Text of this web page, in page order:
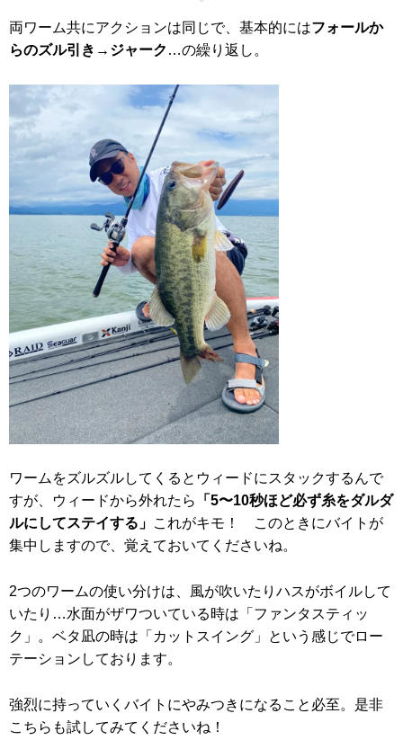
両ワーム共にアクションは同じで、基本的にはフォールか
らのズル引き→ジャーク …の繰り返し。
ワームをズルズルしてくるとウィードにスタックするんで
すが、ウィードから外れたら
「5〜10秒ほど必ず糸をダルダ
ルにしてステイする」 これがキモ！ このときにバイトが
集中しますので、覚えておいてくださいね。
2つのワームの使い分けは、風が吹いたりハスがボイルして
いたり…水面がザワついている時は「ファンタスティッ
ク」。ベタ凪の時は「カットスイング」という感じでロー
テーションしております。
強烈に持っていくバイトにやみつきになること必至。是非
こちらも試してみてくださいね！